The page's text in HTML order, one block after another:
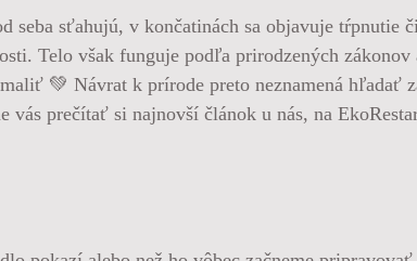
seba sťahujú, v končatinách sa objavuje tŕpnutie
Telo však funguje podľa prirodzených zákonov
💚 Návrat k prírode preto neznamená hľadať
prečítať si najnovší článok u nás, na